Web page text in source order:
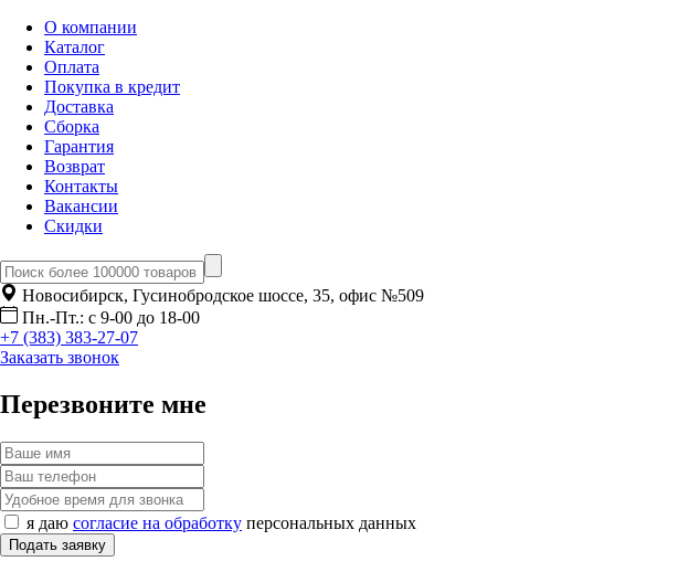
О компании
Каталог
Оплата
Покупка в кредит
Доставка
Сборка
Гарантия
Возврат
Контакты
Вакансии
Скидки
Новосибирск, Гусинобродское шоссе, 35, офис №509
Пн.-Пт.: с 9-00 до 18-00
+7 (383) 383-27-07
Заказать звонок
Перезвоните мне
я даю согласие на обработку персональных данных